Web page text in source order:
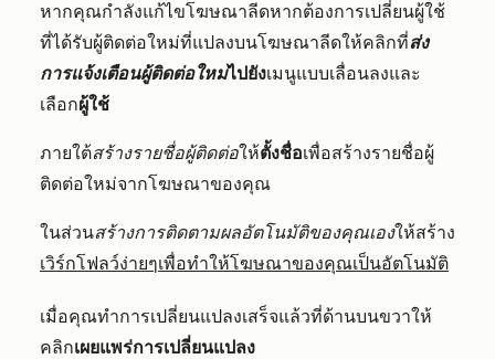
หากคุณกำลังแก้ไขโฆษณาลีดหากต้องการเปลี่ยนผู้ใช้
ที่ได้รับผู้ติดต่อใหม่ที่แปลงบนโฆษณาลีดให้คลิกที่ส่ง
การแจ้งเตือนผู้ติดต่อใหม่ไปยังเมนูแบบเลื่อนลงและ
เลือกผู้ใช้
ภายใต้สร้างรายชื่อผู้ติดต่อให้ตั้งชื่อเพื่อสร้างรายชื่อผู้
ติดต่อใหม่จากโฆษณาของคุณ
ในส่วนสร้างการติดตามผลอัตโนมัติของคุณเองให้สร้าง
เวิร์กโฟลว์ง่ายๆเพื่อทำให้โฆษณาของคุณเป็นอัตโนมัติ
เมื่อคุณทำการเปลี่ยนแปลงเสร็จแล้วที่ด้านบนขวาให้
คลิกเผยแพร่การเปลี่ยนแปลง